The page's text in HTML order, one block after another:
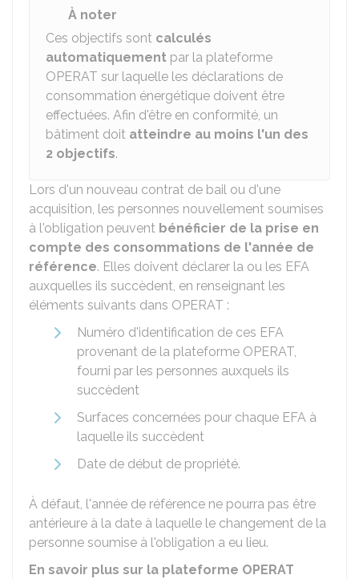
À noter
Ces objectifs sont calculés
automatiquement par la plateforme
OPERAT sur laquelle les déclarations de
consommation énergétique doivent être
effectuées. Afin d'être en conformité, un
bâtiment doit atteindre au moins l'un des
2 objectifs.
Lors d'un nouveau contrat de bail ou d'une
acquisition, les personnes nouvellement soumises
à l'obligation peuvent bénéficier de la prise en
compte des consommations de l'année de
référence. Elles doivent déclarer la ou les EFA
auxquelles ils succèdent, en renseignant les
éléments suivants dans OPERAT :
Numéro d'identification de ces EFA
provenant de la plateforme OPERAT,
fourni par les personnes auxquels ils
succèdent
Surfaces concernées pour chaque EFA à
laquelle ils succèdent
Date de début de propriété.
À défaut, l'année de référence ne pourra pas être
antérieure à la date à laquelle le changement de la
personne soumise à l'obligation a eu lieu.
En savoir plus sur la plateforme OPERAT